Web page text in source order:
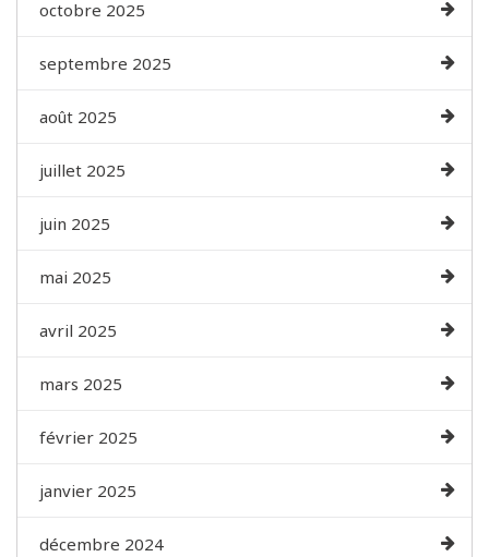
octobre 2025
septembre 2025
août 2025
juillet 2025
juin 2025
mai 2025
avril 2025
mars 2025
février 2025
janvier 2025
décembre 2024